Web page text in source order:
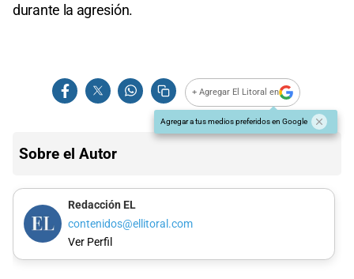
durante la agresión.
+ Agregar El Litoral en
Agregar a tus medios preferidos en Google
Sobre el Autor
Redacción EL
contenidos@ellitoral.com
Ver Perfil